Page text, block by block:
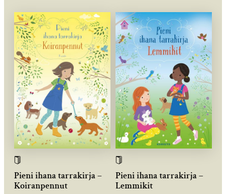
Pieni ihana tarrakirja –
Koiranpennut
Pieni ihana tarrakirja –
Lemmikit